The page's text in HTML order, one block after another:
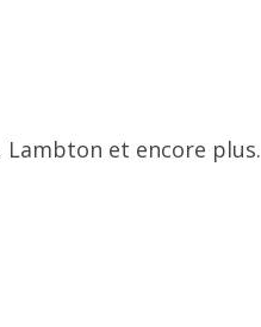
Lambton et encore plus.